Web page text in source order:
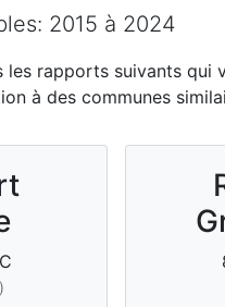
2015 à 2024
les rapports suivants
à des communes